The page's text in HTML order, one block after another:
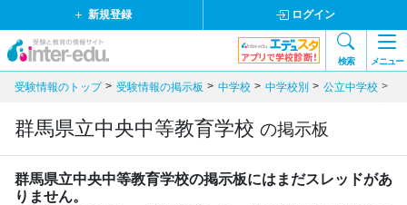
新規登録 ログイン
検索 メニュー
受験情報のトップ 受験情報の掲示板 中学校 中学校別 公立中学校
群馬県立中央中等教育学校 の掲示板
群馬県立中央中等教育学校の掲示板にはまだスレッドがあ
りません。